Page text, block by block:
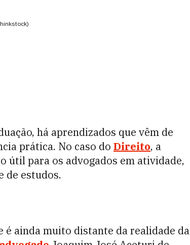
há aprendizados que vêm de
prática. No caso do Direito, a
para os advogados em atividade,
de estudos.
é ainda muito distante da realidade da